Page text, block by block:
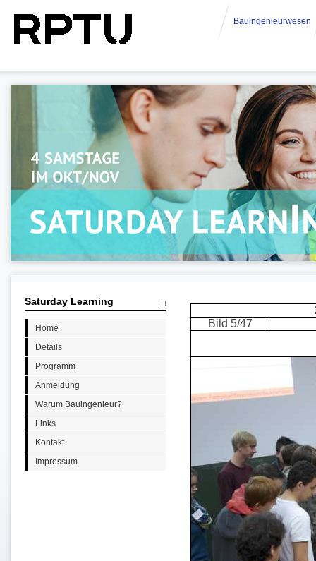
Bauingenieurwesen
Saturday Learning
Home
Details
Programm
Anmeldung
Warum Bauingenieur?
Links
Kontakt
Impressum
Bild 5/47